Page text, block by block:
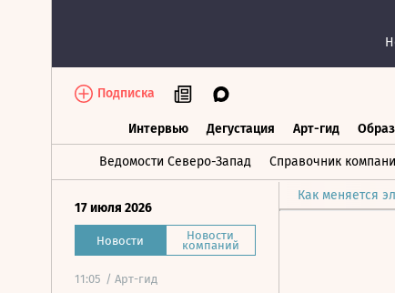
Подписка
Интервью Дегустация Арт-гид
Ведомости Северо-Запад Справочник
Интервью Дегустация Арт-гид
Как меняется
17 июля 2026
Новости Новости
компаний
11:05 / Арт-гид